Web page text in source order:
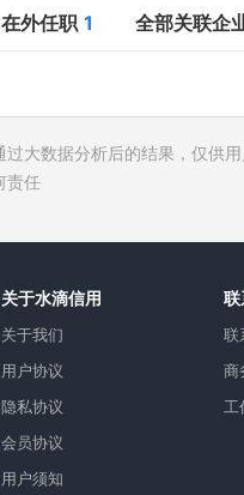
法院公告
失信被执行人
司法协助
在外任职 1 全部关联企
大数据分析后的结果，仅供
责任
关于水滴信用
关于我们
用户协议
隐私协议
会员协议
用户须知
联
联
商
工